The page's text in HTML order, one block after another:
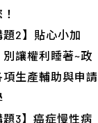
題2】貼心小加
別讓權利睡著~政
項生產輔助與申請
題3】癌症慢性病